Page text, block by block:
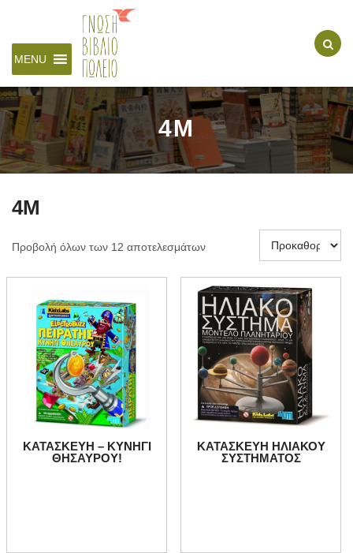
MENU
4M
4M
Προβολή όλων των 12 αποτελεσμάτων
ΚΑΤΑΣΚΕΥΗ – ΚΥΝΗΓΙ
ΘΗΣΑΥΡΟΥ!
ΚΑΤΑΣΚΕΥΗ ΗΛΙΑΚΟΥ
ΣΥΣΤΗΜΑΤΟΣ